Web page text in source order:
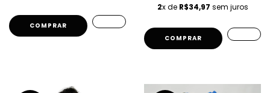
2x de R$34,97 sem juros